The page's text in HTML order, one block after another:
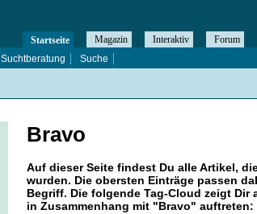
Bravo
Auf dieser Seite findest Du alle Artikel,
wurden. Die obersten Einträge passen
Begriff. Die folgende Tag-Cloud zeigt Dir
in Zusammenhang mit "Bravo" auftreten:
Startseite Magazin Interaktiv Forum
Suchtberatung Suche